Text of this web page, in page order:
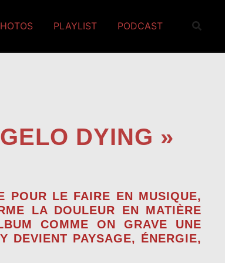
PLAYLIST PODCAST
DYING »
POUR LE FAIRE EN MUSIQUE,
LA DOULEUR EN MATIÈRE
COMME ON GRAVE UNE
DEVIENT PAYSAGE, ÉNERGIE,